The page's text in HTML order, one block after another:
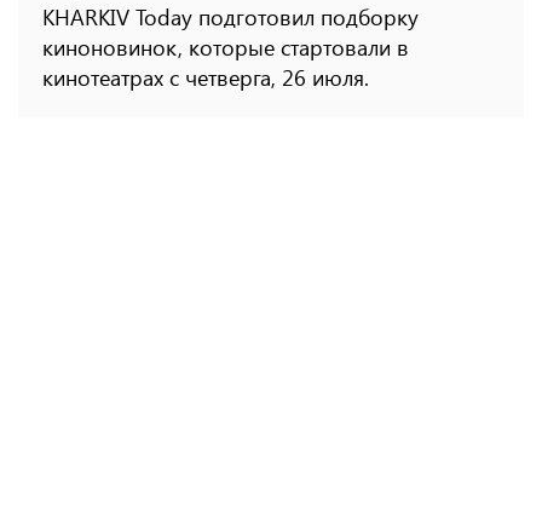
KHARKIV Today подготовил подборку
киноновинок, которые стартовали в
кинотеатрах с четверга, 26 июля.